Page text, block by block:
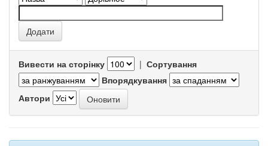
Вивести на сторінку | Сортування
Впорядкування
Автори